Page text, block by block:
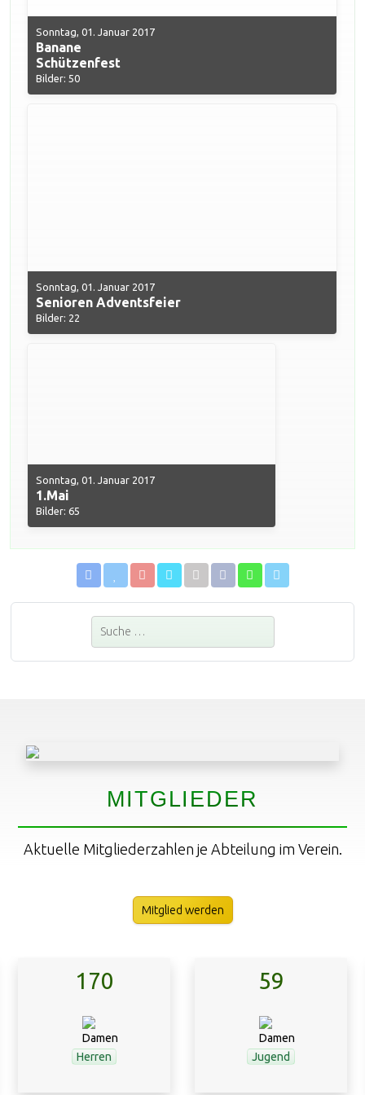
Sonntag, 01. Januar 2017
Banane
Schützenfest
Bilder: 50
Sonntag, 01. Januar 2017
Senioren Adventsfeier
Bilder: 22
Sonntag, 01. Januar 2017
1.Mai
Bilder: 65
Suchen
MITGLIEDER
Aktuelle Mitgliederzahlen je Abteilung im Verein.
Mitglied werden
170
Herren
59
Jugend